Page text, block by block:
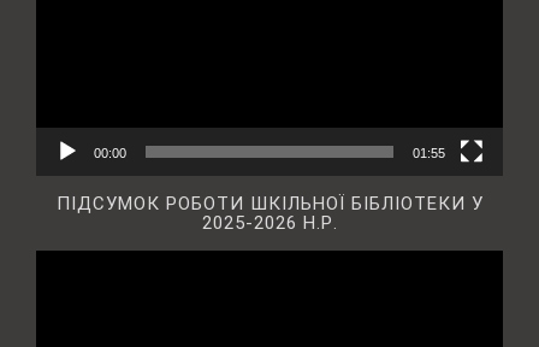
00:00 01:55
ПІДСУМОК РОБОТИ ШКІЛЬНОЇ БІБЛІОТЕКИ У
2025-2026 Н.Р.